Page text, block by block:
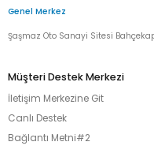
Genel Merkez
Şaşmaz Oto Sanayi Sitesi
Müşteri Destek Merkezi
İletişim Merkezine Git
Canlı Destek
Bağlantı Metni#2